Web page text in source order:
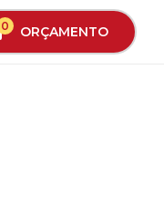
0 ORÇAMENTO